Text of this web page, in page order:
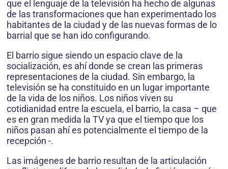
que el lenguaje de la televisión ha hecho de algunas
de las transformaciones que han experimentado los
habitantes de la ciudad y de las nuevas formas de lo
barrial que se han ido configurando.
El barrio sigue siendo un espacio clave de la
socialización, es ahí donde se crean las primeras
representaciones de la ciudad. Sin embargo, la
televisión se ha constituido en un lugar importante
de la vida de los niños. Los niños viven su
cotidianidad entre la escuela, el barrio, la casa – que
es en gran medida la TV ya que el tiempo que los
niños pasan ahí es potencialmente el tiempo de la
recepción -.
Las imágenes de barrio resultan de la articulación